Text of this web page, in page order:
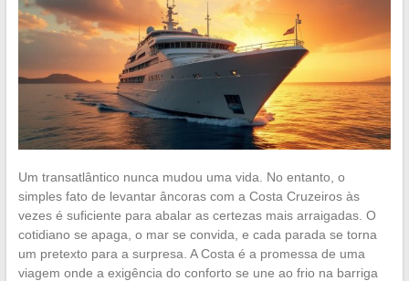
Um transatlântico nunca mudou uma vida. No entanto, o
simples fato de levantar âncoras com a Costa Cruzeiros às
vezes é suficiente para abalar as certezas mais arraigadas. O
cotidiano se apaga, o mar se convida, e cada parada se torna
um pretexto para a surpresa. A Costa é a promessa de uma
viagem onde a exigência do conforto se une ao frio na barriga